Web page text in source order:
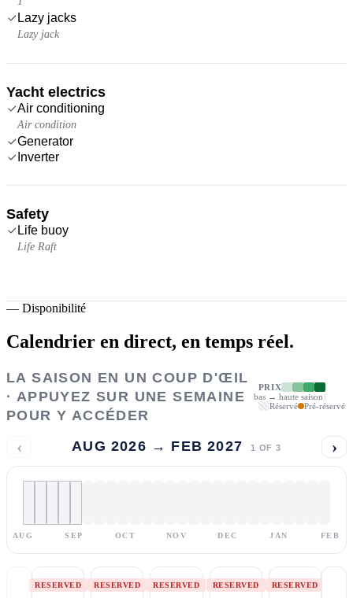
Lazy jacks
Lazy jack
Yacht electrics
Air conditioning
Air condition
Generator
Inverter
Safety
Life buoy
Life Raft
— Disponibilité
Calendrier en direct, en temps réel.
LA SAISON EN UN COUP D'ŒIL
· APPUYEZ SUR UNE SEMAINE
POUR Y ACCÉDER
PRIX
bas → haute saison
Réservé
Pré-réservé
‹ AUG 2026 → FEB 2027 1 OF 3 ›
AUG SEP OCT NOV DEC JAN FEB
RESERVED RESERVED RESERVED RESERVED RESERVED